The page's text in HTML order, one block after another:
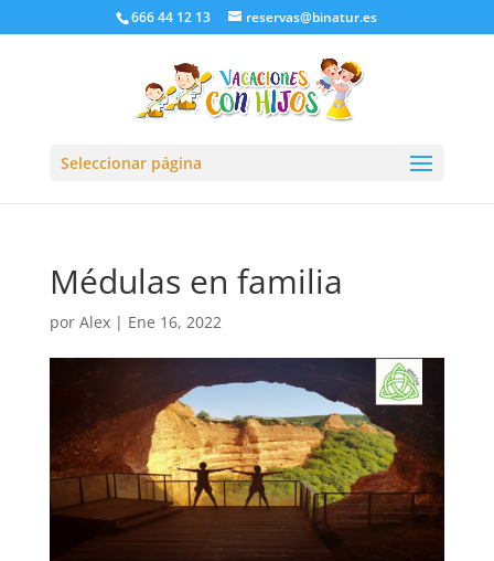
666 44 12 13 reservas@binatur.es
Seleccionar página
Médulas en familia
por Alex| Ene 16, 2022